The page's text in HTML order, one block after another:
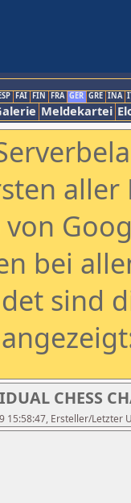
FAI FIN FRA GER GRE INA
Meldekartei
aller
bei
sind
CHESS
15:58:47, Ersteller/Letzter